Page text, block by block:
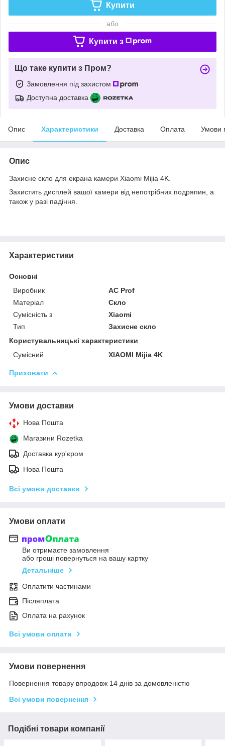
Купити
або
Купити з
Що таке купити з Пром?
Замовлення під захистом
Доступна доставка
Опис Характеристики Доставка Оплата Умови
Опис
Захисне скло для екрана камери Xiaomi Mijia 4K.
Захистить дисплей вашої камери від непотрібних подряпин, а
також у разі падіння.
Характеристики
Основні
Виробник
AC Prof
Матеріал
Скло
Сумісність з
Xiaomi
Тип
Захисне скло
Користувальницькі характеристики
Сумісний
XIAOMI Mijia 4K
Приховати
Умови доставки
Нова Пошта
Магазини Rozetka
Доставка кур'єром
Нова Пошта
Всі умови доставки
Умови оплати
Ви отримаєте замовлення
або гроші повернуться на вашу картку
Детальніше
Оплатити частинами
Післяплата
Оплата на рахунок
Всі умови оплати
Умови повернення
Повернення товару впродовж 14 днів за домовленістю
Всі умови повернення
Подібні товари компанії